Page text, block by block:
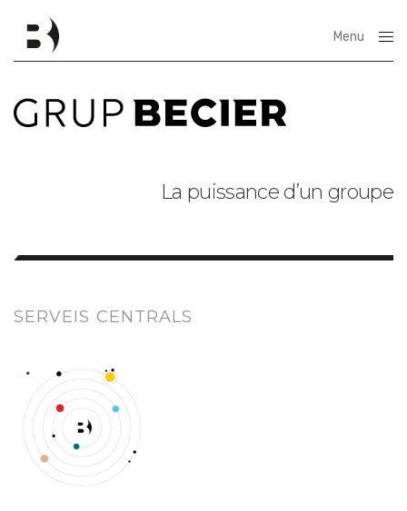
Menu
La puissance d’un groupe
SERVEIS CENTRALS